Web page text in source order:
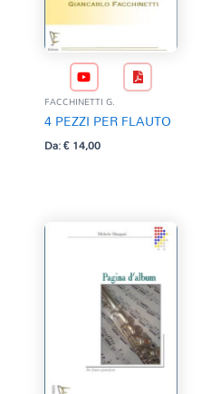
FACCHINETTI G.
4 PEZZI PER FLAUTO
Da:€14,00